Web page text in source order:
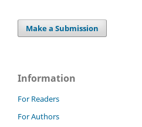
Make a Submission
Information
For Readers
For Authors